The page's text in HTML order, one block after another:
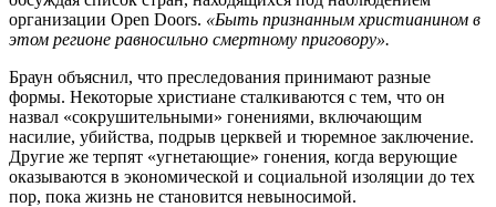
организации Open Doors. «Быть ​​признанным христианином в
этом регионе равносильно смертному приговору».
Браун объяснил, что преследования принимают разные
формы. Некоторые христиане сталкиваются с тем, что он
назвал «сокрушительными» гонениями, включающим
насилие, убийства, подрыв церквей и тюремное заключение.
Другие же терпят «угнетающие» гонения, когда верующие
оказываются в экономической и социальной изоляции до тех
пор, пока жизнь не становится невыносимой.